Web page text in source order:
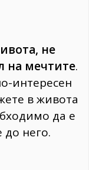
не
на мечтите.
интересен
в живота
да е
до него.